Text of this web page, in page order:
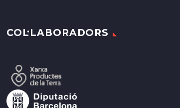
COL·LABORADORS